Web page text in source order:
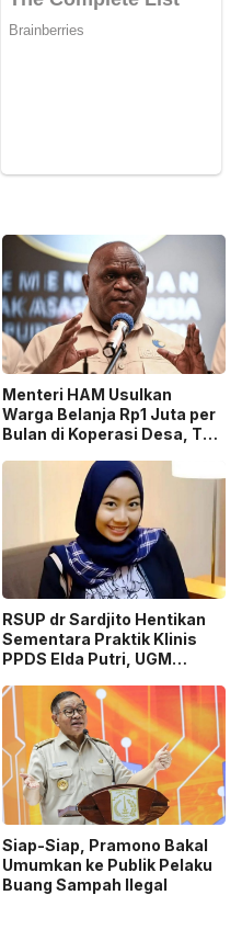
Menteri HAM Usulkan
Warga Belanja Rp1 Juta per
Bulan di Koperasi Desa, Tuai
RSUP dr Sardjito Hentikan
Sementara Praktik Klinis
PPDS Elda Putri, UGM
Siap-Siap, Pramono Bakal
Umumkan ke Publik Pelaku
Buang Sampah Ilegal